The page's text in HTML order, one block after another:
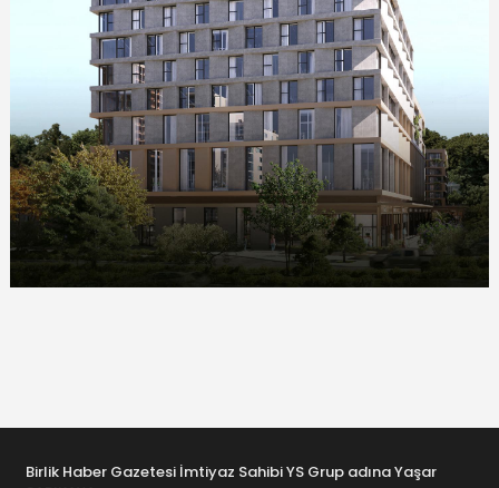
Birlik Haber Gazetesi İmtiyaz Sahibi YS Grup adına Yaşar